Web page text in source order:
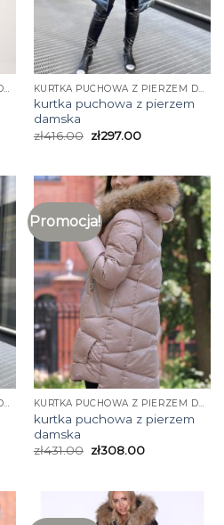
KURTKA PUCHOWA Z PIERZEM DAMSKA KURTKA PUCHOWA Z PIERZEM DAMSKA
kurtka puchowa z pierzem
damska
zł416.00 zł297.00
KURTKA PUCHOWA Z PIERZEM DAMSKA
Promocja!
KURTKA PUCHOWA Z PIERZEM DAMSKA
kurtka puchowa z pierzem
damska
zł431.00 zł308.00